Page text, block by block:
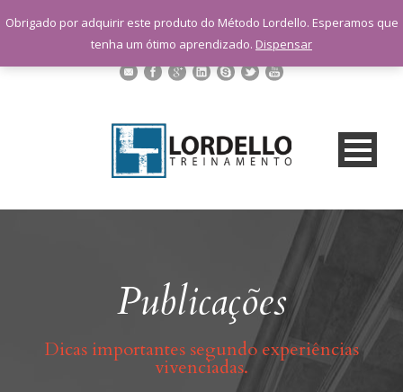
sac@lordellotreinamento.com.br
+55 11 9 1398-3091
Publicações
Dicas importantes segundo experiências
vivenciadas.
Obrigado por adquirir este produto do Método Lordello. Esperamos que
tenha um ótimo aprendizado. Dispensar